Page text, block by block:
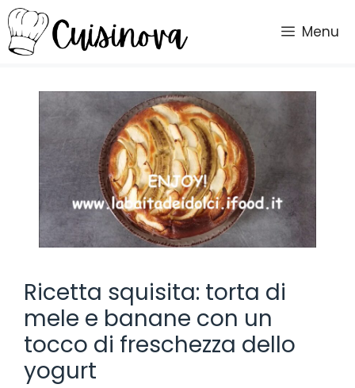
Vai
al
contenuto
Menu
Ricetta squisita: torta di
mele e banane con un
tocco di freschezza dello
yogurt